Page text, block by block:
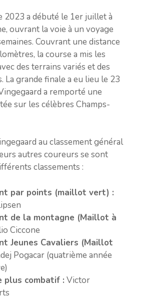
2023 a débuté le 1er juillet à
ouvrant la voie à un voyage
Couvrant une distance
la course a mis les
des terrains variés et des
La grande finale a eu lieu le 23
a remporté une
sur les célèbres Champs-
au classement général
autres coureurs se sont
classements :
par points (maillot vert) :
de la montagne (Maillot à
Ciccone
Jeunes Cavaliers (Maillot
Pogacar (quatrième année
plus combatif : Victor